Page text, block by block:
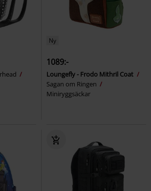
Ny
1089:-
Loungefly - Frodo Mithril Coat
Sagan om Ringen
Miniryggsäckar